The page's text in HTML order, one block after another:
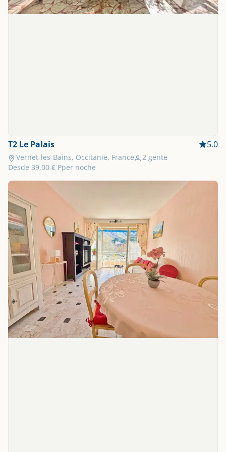
T2 Le Palais 5.0
Vernet-les-Bains, Occitanie, France
2 gente
Desde 39,00 € Pper noche